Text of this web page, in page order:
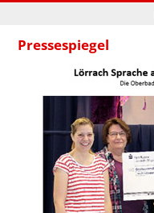
Pressespiegel